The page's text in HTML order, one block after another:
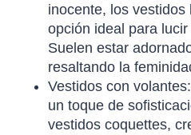
inocente, los
opción ideal para
Suelen estar
resaltando la
Vestidos con
un toque de
vestidos coquettes,